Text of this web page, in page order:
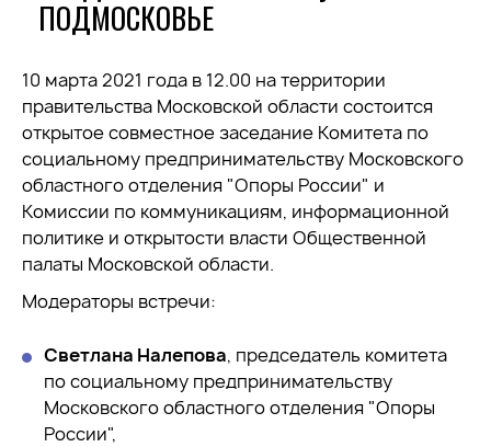
ПОДМОСКОВЬЕ
10 марта 2021 года в 12.00 на территории
правительства Московской области состоится
открытое совместное заседание Комитета по
социальному предпринимательству Московского
областного отделения "Опоры России" и
Комиссии по коммуникациям, информационной
политике и открытости власти Общественной
палаты Московской области.
Модераторы встречи:
Светлана Налепова, председатель комитета
по социальному предпринимательству
Московского областного отделения "Опоры
России",